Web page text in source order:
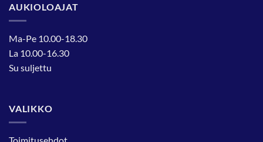
AUKIOLOAJAT
Ma-Pe 10.00-18.30
La 10.00-16.30
Su suljettu
VALIKKO